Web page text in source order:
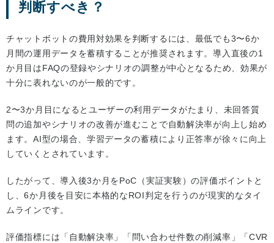
判断すべき？
チャットボットの費用対効果を判断するには、最低でも3〜6か
月間の運用データを蓄積することが推奨されます。導入直後の1
か月目はFAQの登録やシナリオの調整が中心となるため、効果が
十分に表れないのが一般的です。
2〜3か月目になるとユーザーの利用データがたまり、未回答質
問の追加やシナリオの改善が進むことで自動解決率が向上し始め
ます。AI型の場合、学習データの蓄積により正答率が徐々に向上
していくとされています。
したがって、導入後3か月をPoC（実証実験）の評価ポイントと
し、6か月後を目安に本格的なROI判定を行うのが現実的なタイ
ムラインです。
評価指標には「自動解決率」「問い合わせ件数の削減率」「CVR